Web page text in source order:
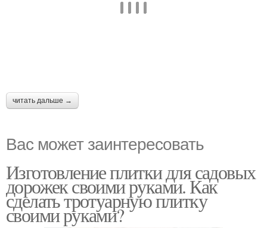
читать дальше →
Вас может заинтересовать
Изготовление плитки для садовых
дорожек своими руками. Как
сделать тротуарную плитку
своими руками?